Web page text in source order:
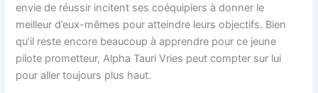
envie de réussir incitent ses coéquipiers à donner le
meilleur d’eux-mêmes pour atteindre leurs objectifs. Bien
qu’il reste encore beaucoup à apprendre pour ce jeune
pilote prometteur, Alpha Tauri Vries peut compter sur lui
pour aller toujours plus haut.